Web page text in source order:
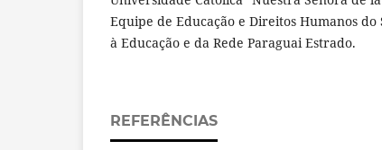
Equipe de Educação e Direitos Humanos do
à Educação e da Rede Paraguai Estrado.
REFERÊNCIAS